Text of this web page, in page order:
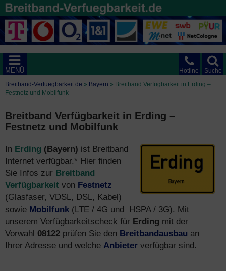
Suche
Hotline
MENÜ
Breitband-Verfuegbarkeit.de » Bayern » Breitband Verfügbarkeit in Erding –
Festnetz und Mobilfunk
Breitband Verfügbarkeit in Erding –
Festnetz und Mobilfunk
In Erding (Bayern) ist Breitband
Internet verfügbar.* Hier finden
Sie Infos zur Breitband
Verfügbarkeit von Festnetz
(Glasfaser, VDSL, DSL, Kabel)
sowie Mobilfunk (LTE / 4G und HSPA / 3G). Mit
unserem Verfügbarkeitscheck für Erding mit der
Vorwahl 08122 prüfen Sie den Breitbandausbau an
Ihrer Adresse und welche Anbieter verfügbar sind.